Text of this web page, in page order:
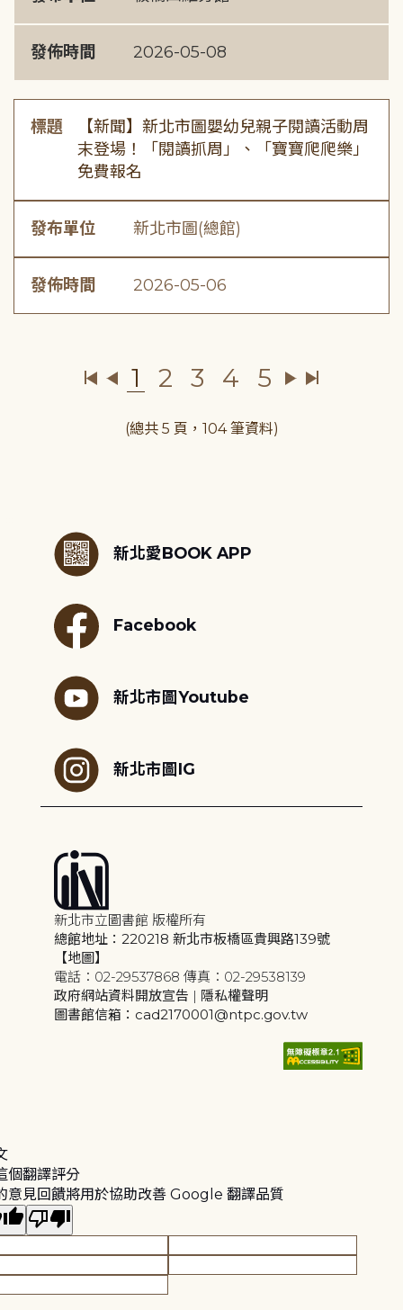
發佈時間 2026-05-08
標題
【新聞】新北市圖嬰幼兒親子閱讀活動周
末登場！「閱讀抓周」、「寶寶爬爬樂」
免費報名
發布單位 新北市圖(總館)
發佈時間 2026-05-06
1 2 3 4 5
(總共 5 頁，104 筆資料)
新北愛BOOK APP
Facebook
新北市圖Youtube
新北市圖IG
新北市立圖書館 版權所有
總館地址：220218 新北市板橋區貴興路139號
【地圖】
電話：02-29537868 傳真：02-29538139
政府網站資料開放宣告 | 隱私權聲明
圖書館信箱：cad2170001@ntpc.gov.tw
個翻譯評分
意見回饋將用於協助改善 Google 翻譯品質